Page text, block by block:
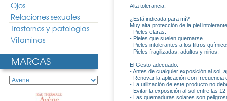
Ojos
Relaciones sexuales
Trastornos y patologias
Vitaminas
MARCAS
Alta tolerancia.
¿Está indicada para mí?
Muy alta protección de la piel
- Pieles claras.
- Pieles que suelen quemarse.
- Pieles intolerantes a los filtros
- Pieles fragilizadas, adultos y niños.
El Gesto adecuado:
- Antes de cualquier exposición al sol,
- Renovar la aplicación con
- La utilización de este producto no
- Evitar la exposición al sol entre las 12
- Las quemaduras solares son